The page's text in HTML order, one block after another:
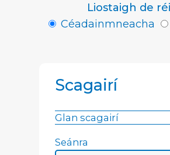
Liostaigh de
Céadainmneacha
Scagairí
Glan scagairí
Seánra